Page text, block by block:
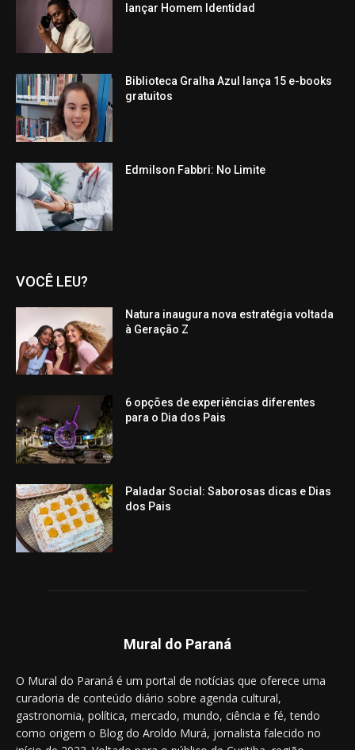
lançar Homem Identidad
Biblioteca Gralha Azul lança 15 e-books
gratuitos
Edmilson Fabbri: No Limite
VOCÊ LEU?
Natura inaugura nova estratégia voltada
à Geração Z
6 opções de experiências diferentes
para o Dia dos Pais
Paladar Social: Saborosas dicas e Dias
dos Pais
Mural do Paraná
O Mural do Paraná é um portal de notícias que oferece uma
curadoria de conteúdo diário sobre agenda cultural,
gastronomia, política, mercado, mundo, ciência e fé, tendo
como origem o Blog do Aroldo Murá, jornalista falecido no